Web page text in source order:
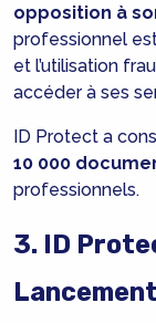
opposition à
professionnel
et l’utilisation
accéder à ses
ID Protect a
10 000
professionnels.
3. ID